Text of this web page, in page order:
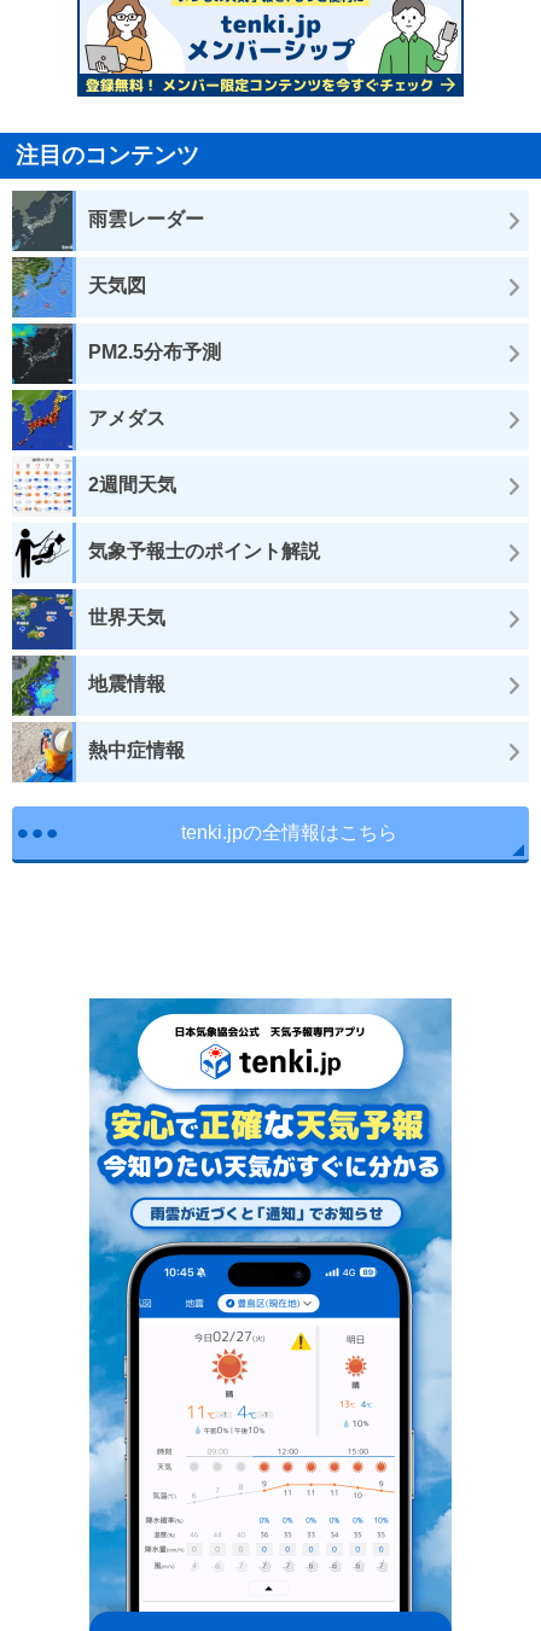
注目のコンテンツ
雨雲レーダー
天気図
PM2.5分布予測
アメダス
2週間天気
気象予報士のポイント解説
世界天気
地震情報
熱中症情報
tenki.jpの全情報はこちら